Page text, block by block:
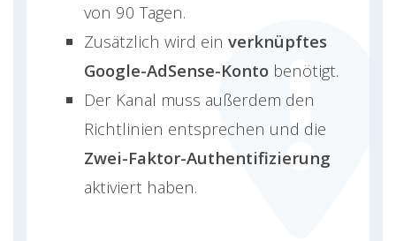
von 90 Tagen.
Zusätzlich wird ein verknüpftes
Google-AdSense-Konto benötigt.
Der Kanal muss außerdem den
Richtlinien entsprechen und die
Zwei-Faktor-Authentifizierung
aktiviert haben.